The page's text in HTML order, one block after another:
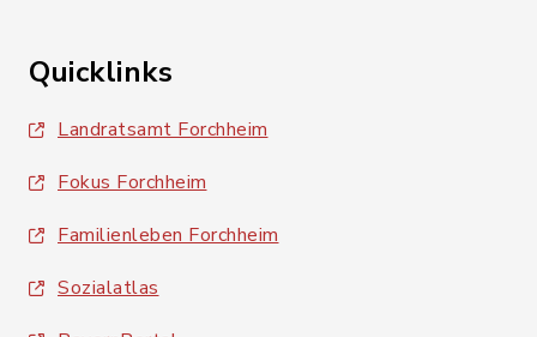
Quicklinks
Landratsamt Forchheim
Fokus Forchheim
Familienleben Forchheim
Sozialatlas